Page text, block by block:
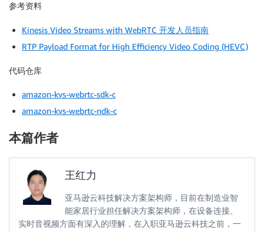
参考资料
Kinesis Video Streams with WebRTC 开发人员指南
RTP Payload Format for High Efficiency Video Coding (HEVC)
代码仓库
amazon-kvs-webrtc-sdk-c
amazon-kvs-webrtc-ndk-c
本篇作者
王红力
亚马逊云科技解决方案架构师，目前在制造业智
能家居行业担任解决方案架构师，在设备连接、
实时音视频方面有深入的理解，在入职亚马逊云科技之前，一